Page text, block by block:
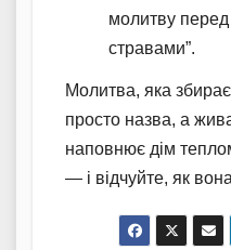
молитву
стравами”.
Молитва, яка
просто назва, а
наповнює дім
— і відчуйте, як